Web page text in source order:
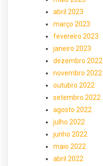
abril 2023
março 2023
fevereiro 2023
janeiro 2023
dezembro 2022
novembro 2022
outubro 2022
setembro 2022
agosto 2022
julho 2022
junho 2022
maio 2022
abril 2022